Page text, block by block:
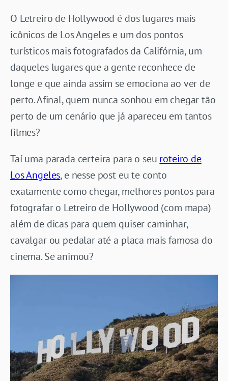
O Letreiro de Hollywood é dos lugares mais
icônicos de Los Angeles e um dos pontos
turísticos mais fotografados da Califórnia, um
daqueles lugares que a gente reconhece de
longe e que ainda assim se emociona ao ver de
perto. Afinal, quem nunca sonhou em chegar tão
perto de um cenário que já apareceu em tantos
filmes?
Taí uma parada certeira para o seu roteiro de
Los Angeles, e nesse post eu te conto
exatamente como chegar, melhores pontos para
fotografar o Letreiro de Hollywood (com mapa)
além de dicas para quem quiser caminhar,
cavalgar ou pedalar até a placa mais famosa do
cinema. Se animou?